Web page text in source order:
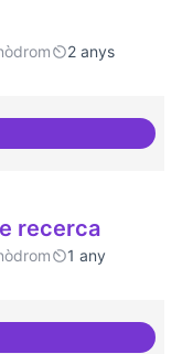
2 anys
recerca
1 any
amb centres de